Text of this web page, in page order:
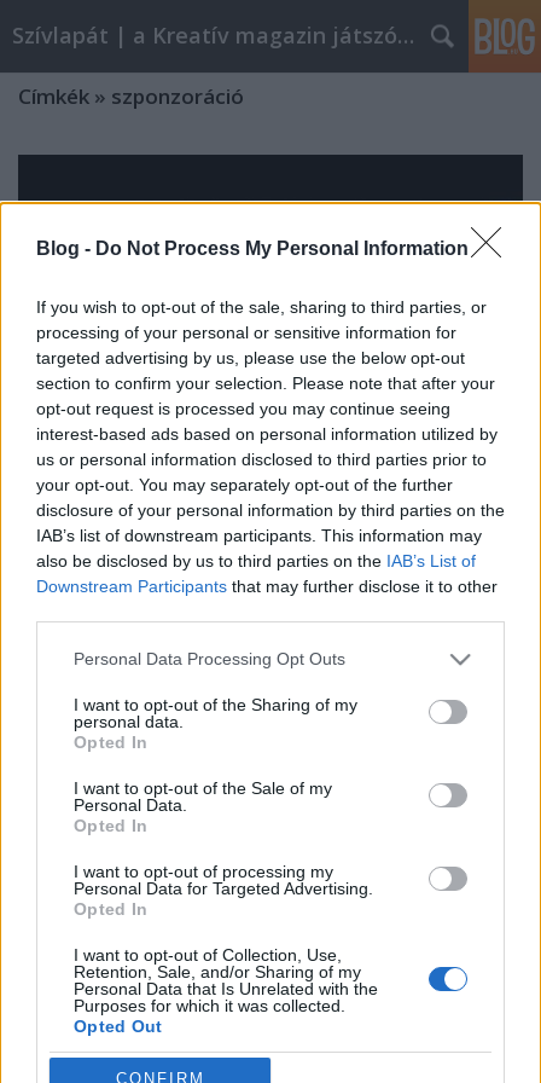
Blog - Do Not Process My Personal Information
If you wish to opt-out of the sale, sharing to third parties, or
processing of your personal or sensitive information for
targeted advertising by us, please use the below opt-out
section to confirm your selection. Please note that after your
opt-out request is processed you may continue seeing
interest-based ads based on personal information utilized by
us or personal information disclosed to third parties prior to
your opt-out. You may separately opt-out of the further
disclosure of your personal information by third parties on the
IAB’s list of downstream participants. This information may
also be disclosed by us to third parties on the IAB’s List of
Downstream Participants that may further disclose it to other
Please note that this website/app uses one or more Google
not limited to your visit or usage behaviour. You may click to
grant or deny consent to Google and its third-party tags to
use your data for below specified purposes in below Google
consent section.
Personal Data Processing Opt Outs
I want to opt-out of the Sharing of my
personal data.
Opted In
I want to opt-out of the Sale of my
Personal Data.
Opted In
I want to opt-out of processing my
Personal Data for Targeted Advertising.
Opted In
I want to opt-out of Collection, Use,
Retention, Sale, and/or Sharing of my
Personal Data that Is Unrelated with the
Purposes for which it was collected.
Opted Out
Google consents
CONFIRM
Szívlapát | a Kreatív magazin játszóblogja
Címkék » szponzoráció
A fa sámfától a karbon hajóig
csudaygé• 2011. április 19.
Szó szerint nagy melón van túl Mark Farrow brit
grafikus, a Farrow Design Studio kreatívigazgatója
elsősorban lemezkiadóknak készített munkái miatt
jegyzik őket, de arra ő sem gondolt, hogy
Phelps még simán megszívhatja
zsombor •2009. február 02.
lefutott ügy, hogy a füvezésen ért über-mega-
csodabajnok Michael Phelpsnek nem dől-e össze a
következő álma. Ez ugyanis az lett volna, hogy a
pekingi nyolc arany után laza 100 millió dollárt
kalapozzon össze a szponzori dealekből…